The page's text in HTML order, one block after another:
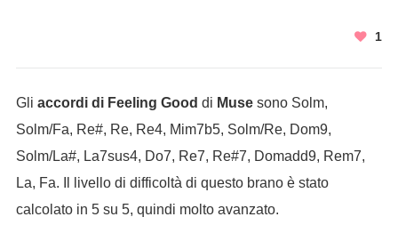
1
Gli accordi di Feeling Good di Musesono Solm,
Solm/Fa, Re#, Re, Re4, Mim7b5, Solm/Re, Dom9,
Solm/La#, La7sus4, Do7, Re7, Re#7, Domadd9, Rem7,
La, Fa. Il livello di difficoltà di questo brano è stato
calcolato in 5 su 5, quindi molto avanzato.